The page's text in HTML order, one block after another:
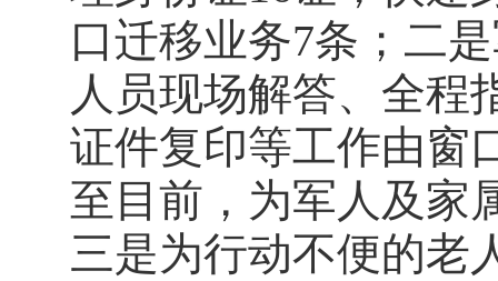
口迁移业务7条；二
人员现场解答、全程
证件复印等工作由窗
至目前，为军人及家
三是为行动不便的老